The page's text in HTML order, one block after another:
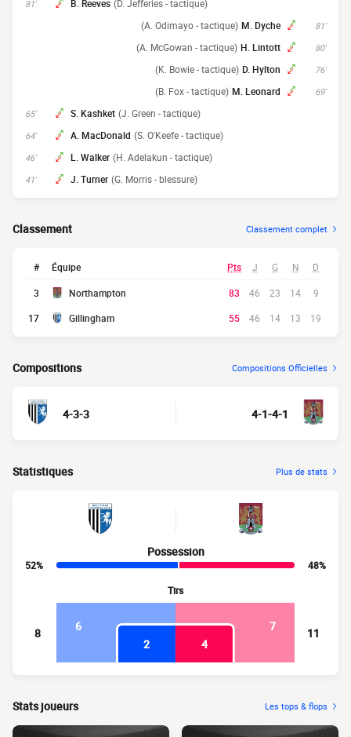
81' B. Reeves (D. Jefferies - tactique)
81'
M. Dyche
(A. Odimayo - tactique)
80'
H. Lintott
(A. McGowan - tactique)
76'
D. Hylton
(K. Bowie - tactique)
69'
M. Leonard
(B. Fox - tactique)
65' S. Kashket (J. Green - tactique)
64' A. MacDonald (S. O'Keefe - tactique)
46' L. Walker (H. Adelakun - tactique)
41' J. Turner (G. Morris - blessure)
Classement Classement complet
# Équipe Pts J G N D
3 Northampton 83 46 23 14
9
17
Gillingham 55 46 14 13 19
Compositions Compositions Officielles
4-3-3 4-1-4-1
Statistiques Plus de stats
Possession
52%
48%
Tirs
8 6
7
2
4
11
Stats joueurs Les tops & flops